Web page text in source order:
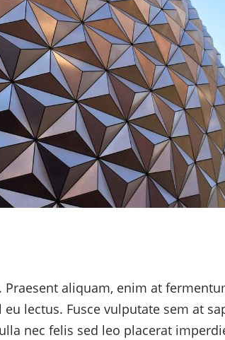
aliquam, enim at
lectus. Fusce vulputate sem at
nec felis sed leo placerat